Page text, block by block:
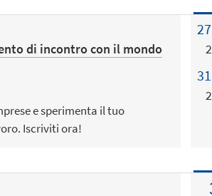
di incontro con il mondo
e sperimenta il tuo
Iscriviti ora!
27
31